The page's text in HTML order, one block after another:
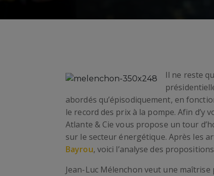
Il ne reste
abordés qu’épisodiquement, en
le record des prix à la pompe. Afin
Atlante & Cie vous propose un tour
sur le secteur énergétique. Après les
Bayrou, voici l’analyse des
Jean-Luc Mélenchon veut une